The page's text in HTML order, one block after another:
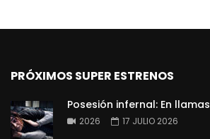
PRÓXIMOS SUPER ESTRENOS
Posesión infernal: En llamas
2026 17 JULIO 2026